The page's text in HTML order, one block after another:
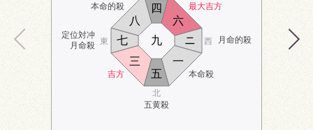
本命的殺 最大吉方
定位対冲
月命殺
月命的殺
吉方
五黄殺
本命殺
北
東 西
五
六
七
八
九
一
ニ
三
四